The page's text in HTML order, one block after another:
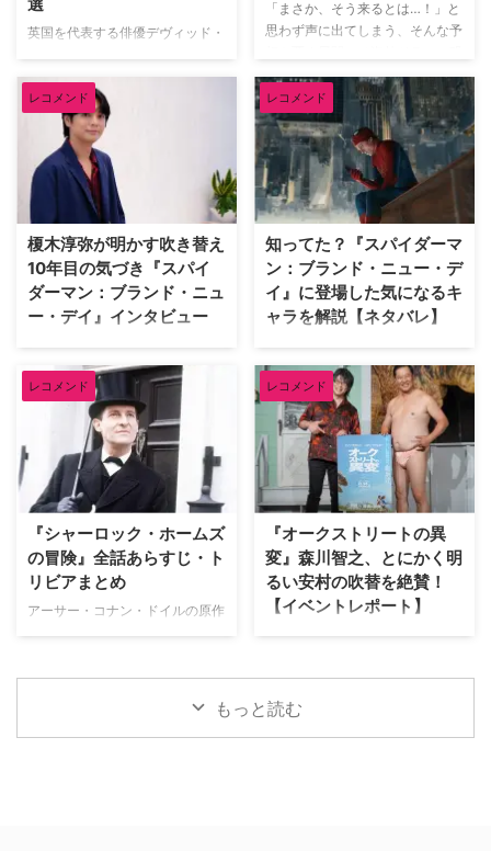
英国を代表する俳優デヴィッド・
『グッド・オーメンズ』）が、映
像ソフトメーカーの米Criterion社
による人気企画「Criterion
Closet」に登場した。数多の名作
映画のDVDやBlu-rayが並ぶ夢の
ようなクローゼットを訪れたデヴ
ィッドは、自身が幼少期や俳優人
映画をピックアップ。その魅力を
熱く語った。 『バンデットQ』か
らオロノ劇の名作まで！独自のセ
ンスで選ぶ名作群 最初に彼が手
監督による幻想的なファンタジー
…
「まさか、そう来るとは…！」と
思わず声に出てしまう、そんな予
醐味だろう。巧みに張り巡らされ
た伏線や衝撃のドンデン返しに、
気づけば最後まで一気見してしま
うことも。そんな予想を鮮やかに
裏切る番狂わせが見事な海外ドラ
マを米TV Lineが取り上げている
ので、そのうち5作品を紹介しよ
う。（※本記事は各作品の重要な
ネタバレを含みますのでご注意く
ださい） 予想外の展開にビック
リさせられた海外ドラマ 『イカ
ゲーム』 世界的ヒットを記録し
レコメンド
榎木淳弥が明かす吹き替え
10年目の気づき『スパイ
ダーマン：ブランド・ニュ
ー・デイ』インタビュー
『スパイダーマン：ブランド・ニ
ュー・デイ』日本語吹き替え版で
ピーター・パーカー／スパイダー
マンを演じる榎木淳弥にインタビ
ュー！ 孤独を抱えながらも成長
したピーターの魅力や、ハルク、
パニッシャーたちとの掛け合い、
そして本作に込められた意味につ
記憶をなくした世界で描かれる、
ピーターの「人間ドラマ」 ――
前作『スパイダーマン：ノー・ウ
ェイ・ホーム』ではドクター・ス
ター・パーカーに関する記憶が消
レコメンド
知ってた？『スパイダーマ
ン：ブランド・ニュー・デ
イ』に登場した気になるキ
ャラを解説【ネタバレ】
『スパイダーマン：ブランド・ニ
ュー・デイ』が大ヒット上映中。
ピーターやMJ、ネッドなどシリ
ーズおなじみの顔ぶれはもちろ
ん、他作品のヒーローや原作コミ
ックスのキャラクターも多数登場
している。そこで、映画をすでに
鑑賞した人向けに、気になるキャ
本記事には『スパイダーマン：ブ
ランド・ニュー・デイ』のネタバ
レが含まれます。 アベンジャー
ズでおなじみバナー博士が登場！
み、天才物理化学者のブルース・
レコメンド
『シャーロック・ホームズ
の冒険』全話あらすじ・ト
リビアまとめ
アーサー・コナン・ドイルの原作
年まで放送された名作ドラマ『シ
のうち、ドラマ化された全41話
レコメンド
『オークストリートの異
変』森川智之、とにかく明
るい安村の吹替を絶賛！
【イベントレポート】
J.J.エイブラムス製作の最新作映
8月14日（金）より日米同時公開
される。本作の公開を記念し、7
月29日（水）にパシフィコ横浜
「ヨコハマ恐竜展2026」内にて
もっと読む